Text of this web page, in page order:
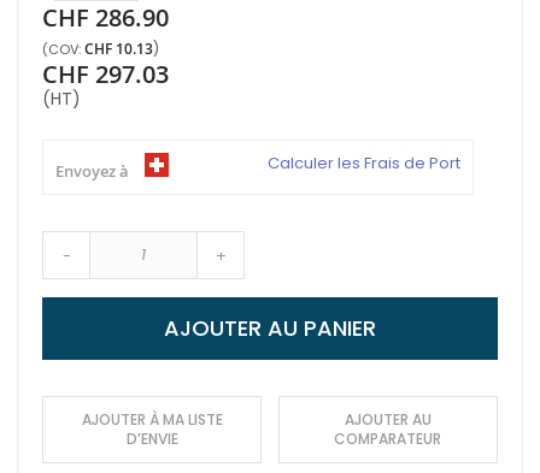
CHF 286.90
CHF 10.13
CHF 297.03
(HT)
Envoyez à Calculer les Frais de Port
- +
AJOUTER AU PANIER
AJOUTER À MA LISTE
D’ENVIE
AJOUTER AU
COMPARATEUR